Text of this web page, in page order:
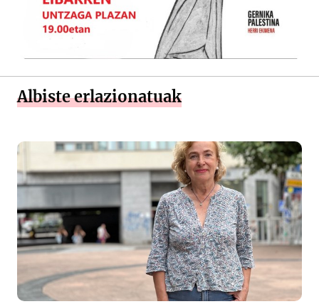
Albiste erlazionatuak